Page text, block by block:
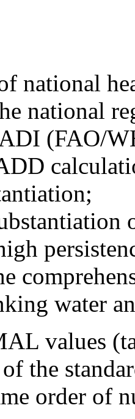
national
national
(FAO/
water
values
the
order of